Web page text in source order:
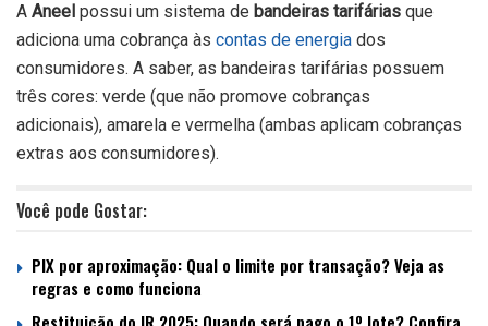
A Aneel possui um sistema de bandeiras tarifárias que
adiciona uma cobrança às contas de energia dos
consumidores. A saber, as bandeiras tarifárias possuem
três cores: verde (que não promove cobranças
adicionais), amarela e vermelha (ambas aplicam cobranças
extras aos consumidores).
Você pode Gostar:
PIX por aproximação: Qual o limite por transação? Veja as
regras e como funciona